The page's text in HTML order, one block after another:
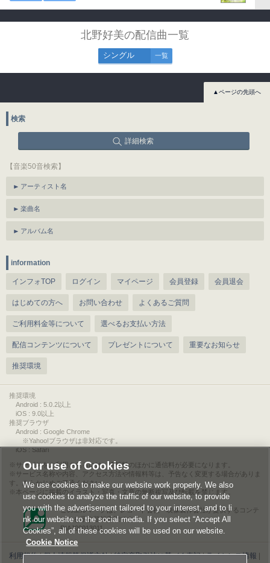
北野好美の配信曲一覧
シングル 一覧
▲ページの先頭へ
検索
詳細検索
【音楽50音検索】
アーティスト名
楽曲名
アルバム名
information
インフォTOP ログイン マイページ 会員登録 会員退会
はじめての方へ お問い合わせ よくあるご質問
ご利用料金等について 選べるお支払い方法
配信コンテンツについて プレゼントについて 重要なお知らせ
推奨環境
推奨環境
Android : 5.0.2以上
iOS : 9.0以上
推奨ブラウザ
Android : Google Chrome
※Yahoo!ブラウザは非対応です。
iOS : Safari
サービスをご利用されるには、情報料のほかに通信料が必要になります。
サービス名称や内容、アクセス方法や情報料等は、予告なく変更する場合がありま
す。あらかじめご了承ください。
本ページに掲載のイラスト・写真・文章の無断複写及び転載を禁じます。
このエルマークは、レコード会社・映像製作会社が提供するコンテ
ンツを示す登録商標です。
RIAJ00013011
利用規約|個人情報等保護方針|特定商取引法に基づく表記|ライセンス情報
Our use of Cookies
We use cookies to make our website work properly. We also
use cookies to analyze the traffic of our website, to provide
you with the advertisement tailored to your interest, and to li
nk our website to the social media. If you select “Accept All
Cookies”, all of these cookies will be used on our website.
Cookie Notice